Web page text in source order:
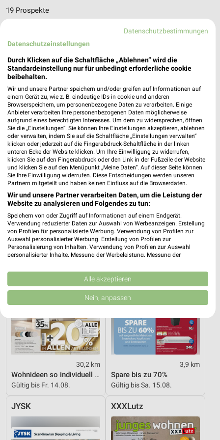
19 Prospekte
30,2 km
NR. 1 Beim Preis
Noch heute gültig
XXXLutz
30,2 km
Wohnen-Preishits
Gültig bis Fr. 14.08.
XXXLutz
30,2 km
Wohnideen so individuell wie du!
Gültig bis Fr. 14.08.
JYSK
3,9 km
Spare bis zu 70%
Gültig bis Sa. 15.08.
JYSK XXXLutz
Datenschutzbestimmungen
Datenschutzeinstellungen
Durch Klicken auf die Schaltfläche „Ablehnen“ wird die
Standardeinstellung nur für unbedingt erforderliche cookie
beibehalten.
Wir und unsere Partner speichern und/oder greifen auf Informationen auf
einem Gerät zu, wie z. B. eindeutige IDs in cookie und anderen
Browserspeichern, um personenbezogene Daten zu verarbeiten. Einige
Anbieter verarbeiten Ihre personenbezogenen Daten möglicherweise
aufgrund eines berechtigten Interesses. Um dem zu widersprechen, öffnen
Sie die „Einstellungen“. Sie können Ihre Einstellungen akzeptieren, ablehnen
oder verwalten, indem Sie auf die Schaltfläche „Einstellungen verwalten“
klicken oder jederzeit auf die Fingerabdruck-Schaltfläche in der linken
unteren Ecke der Website klicken. Um Ihre Einwilligung zu widerrufen,
klicken Sie auf den Fingerabdruck oder den Link in der Fußzeile der Website
und klicken Sie auf den Menüpunkt „Meine Daten“. Auf dieser Seite können
Sie Ihre Einwilligung widerrufen. Diese Entscheidungen werden unseren
Partnern mitgeteilt und haben keinen Einfluss auf die Browserdaten.
Wir und unsere Partner verarbeiten Daten, um die Leistung der
Website zu analysieren und Folgendes zu tun:
Speichern von oder Zugriff auf Informationen auf einem Endgerät.
Verwendung reduzierter Daten zur Auswahl von Werbeanzeigen. Erstellung
von Profilen für personalisierte Werbung. Verwendung von Profilen zur
Auswahl personalisierter Werbung. Erstellung von Profilen zur
Personalisierung von Inhalten. Verwendung von Profilen zur Auswahl
personalisierter Inhalte. Messung der Werbeleistung. Messung der
Kombinationen von Daten aus verschiedenen Quellen. Entwicklung und
Verbesserung der Angebote. Verwendung reduzierter Daten zur Auswahl
von Inhalten.
Daten können außerhalb der Europäischen Union weitergegeben und in die
Website/App.
Partnerliste anzeigen (1 IAB-Anbieter)
Wir nutzen Ihre Daten für folgende Zwecke:
Speichern von oder Zugriff auf Informationen
auf einem Endgerät
Verwendung reduzierter Daten zur Auswahl von
Werbeanzeigen
Erstellung von Profilen für personalisierte
Werbung
Alle akzeptieren
Nein, anpassen